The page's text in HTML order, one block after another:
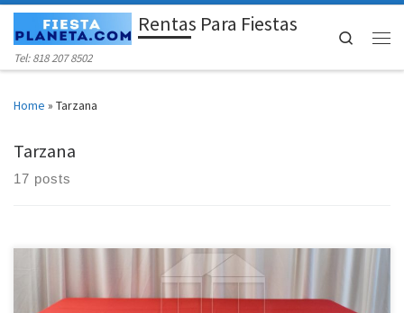
Skip to content Rentas Para Fiestas
Tel: 818 207 8502
Search
Home » Tarzana
Tarzana
17 posts